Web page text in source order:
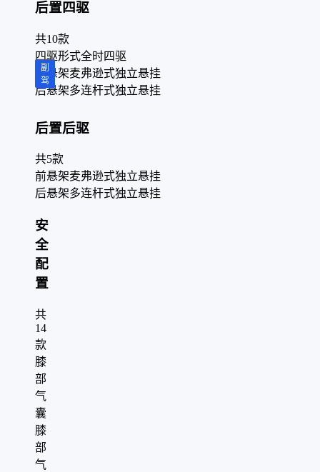
后置四驱
共10款
四驱形式全时四驱
前悬架麦弗逊式独立悬挂
后悬架多连杆式独立悬挂
后置后驱
共5款
前悬架麦弗逊式独立悬挂
后悬架多连杆式独立悬挂
安
全
配
置
共
14
款
副
驾
膝
部
气
囊
膝
部
气